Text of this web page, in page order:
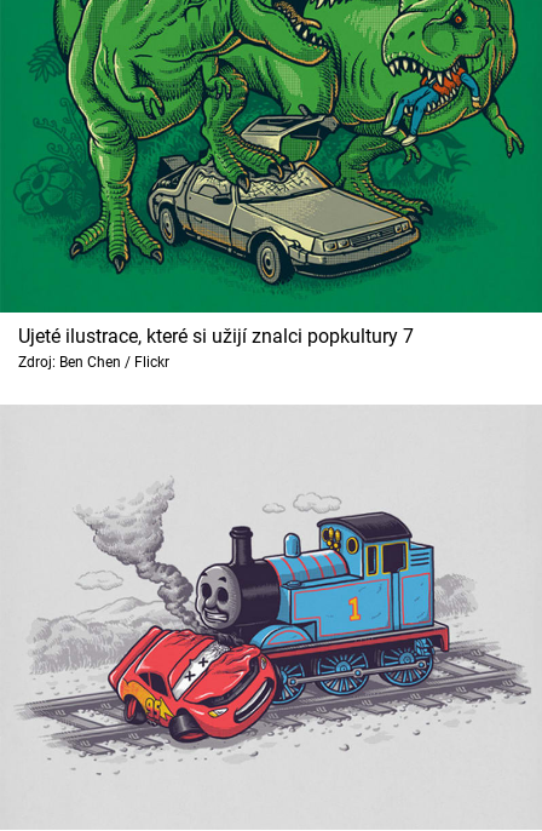
Ujeté ilustrace, které si užijí znalci popkultury 7
Zdroj: Ben Chen / Flickr